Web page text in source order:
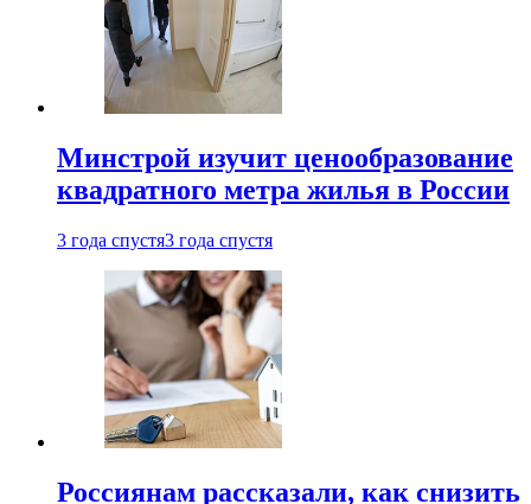
Минстрой изучит ценообразование
квадратного метра жилья в России
3 года спустя3 года спустя
Россиянам рассказали, как снизить